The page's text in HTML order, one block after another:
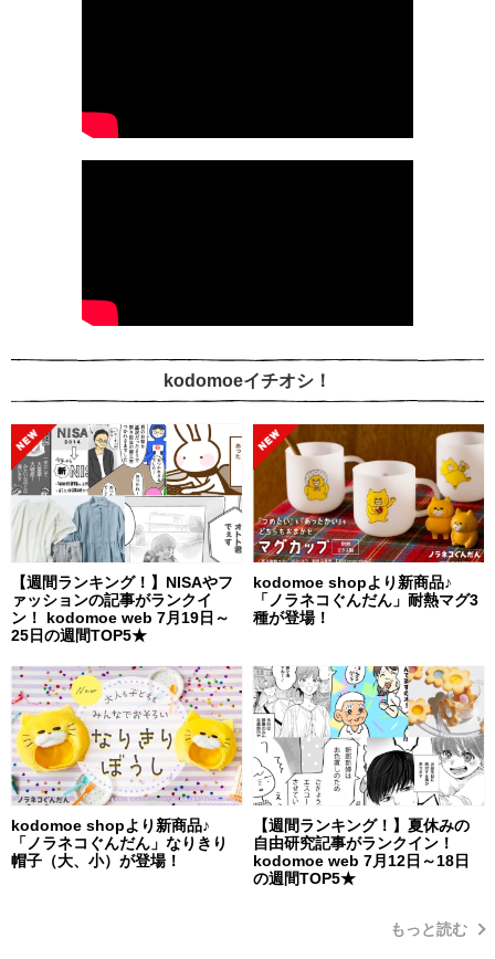
kodomoeイチオシ！
【週間ランキング！】NISAやフ
ァッションの記事がランクイ
ン！ kodomoe web 7月19日～
25日の週間TOP5★
kodomoe shopより新商品♪
「ノラネコぐんだん」耐熱マグ3
種が登場！
kodomoe shopより新商品♪
「ノラネコぐんだん」なりきり
帽子（大、小）が登場！
【週間ランキング！】夏休みの
自由研究記事がランクイン！
kodomoe web 7月12日～18日
の週間TOP5★
もっと読む